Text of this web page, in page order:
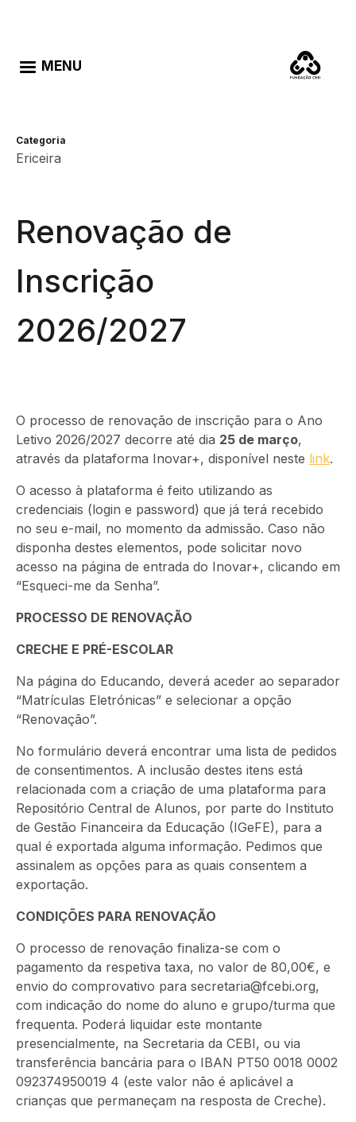
MENU
Categoria
Ericeira
Renovação de
Inscrição
2026/2027
O processo de renovação de inscrição para o Ano
Letivo 2026/2027 decorre até dia 25 de março,
através da plataforma Inovar+, disponível neste link.
O acesso à plataforma é feito utilizando as
credenciais (login e password) que já terá recebido
no seu e-mail, no momento da admissão. Caso não
disponha destes elementos, pode solicitar novo
acesso na página de entrada do Inovar+, clicando em
“Esqueci-me da Senha”.
PROCESSO DE RENOVAÇÃO
CRECHE E PRÉ-ESCOLAR
Na página do Educando, deverá aceder ao separador
“Matrículas Eletrónicas” e selecionar a opção
“Renovação”.
No formulário deverá encontrar uma lista de pedidos
de consentimentos. A inclusão destes itens está
relacionada com a criação de uma plataforma para
Repositório Central de Alunos, por parte do Instituto
de Gestão Financeira da Educação (IGeFE), para a
qual é exportada alguma informação. Pedimos que
assinalem as opções para as quais consentem a
exportação.
CONDIÇÕES PARA RENOVAÇÃO
O processo de renovação finaliza-se com o
pagamento da respetiva taxa, no valor de 80,00€, e
envio do comprovativo para secretaria@fcebi.org,
com indicação do nome do aluno e grupo/turma que
frequenta. Poderá liquidar este montante
presencialmente, na Secretaria da CEBI, ou via
transferência bancária para o IBAN PT50 0018 0002
092374950019 4 (este valor não é aplicável a
crianças que permaneçam na resposta de Creche).